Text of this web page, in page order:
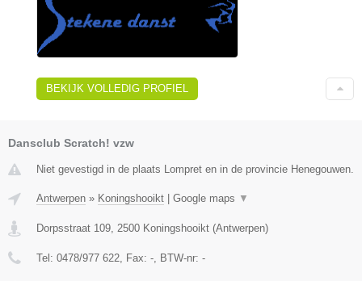
BEKIJK VOLLEDIG PROFIEL
Dansclub Scratch! vzw
Niet gevestigd in de plaats Lompret en in de provincie Henegouwen.
Antwerpen » Koningshooikt Google maps ▼
Dorpsstraat 109, 2500 Koningshooikt (Antwerpen)
Tel: 0478/977 622, Fax: -, BTW-nr: -